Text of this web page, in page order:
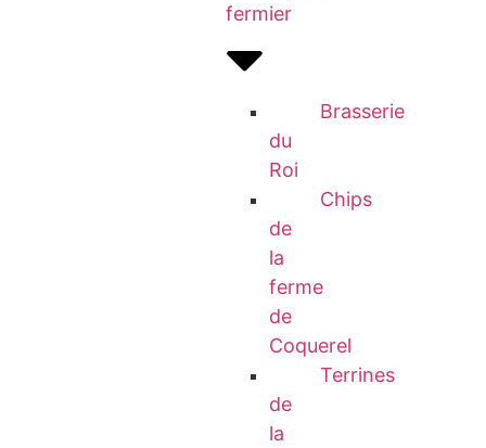
fermier
Brasserie
du
Roi
Chips
de
la
ferme
de
Coquerel
Terrines
de
la